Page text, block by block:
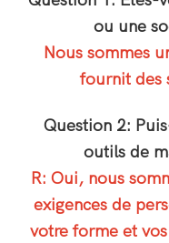
ou une
Nous sommes
fournit des
Question 2:
outils de
R: Oui, nous
exigences de
votre forme et